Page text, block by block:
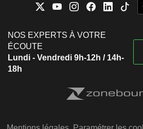
NOS EXPERTS À VOTRE
ÉCOUTE
Lundi - Vendredi 9h-12h / 14h-
18h